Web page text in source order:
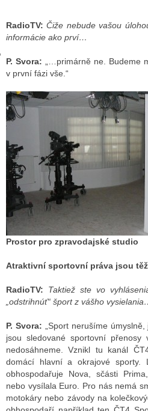
STARŠÍCH DISKUZÍ
RadioTV: Čiže nebude vašou
informácie ako prví…
P. Svora: „…primárně ne. Budeme
v první fázi vše.“
Prostor pro zpravodajské studio
Atraktivní sportovní práva jsou
RadioTV:
Taktiež ste vo
„odstrihnúť“ šport z vášho
P. Svora: „Sport nerušíme
jsou sledované sportovní
nedosáhneme. Vznikl tu kanál
domácí hlavní a okrajové sporty.
obhospodařuje Nova, sčásti
nebo vysílala Euro. Pro nás nemá
motokáry nebo závody na